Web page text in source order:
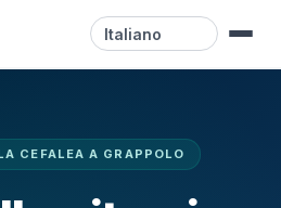
Lingua
CEFALEA A GRAPPOLO